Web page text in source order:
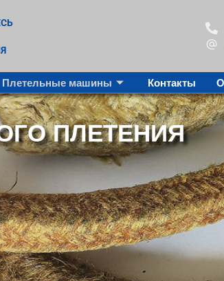
Плетельные машины Контакты
ПЛЕТЕНИЯ